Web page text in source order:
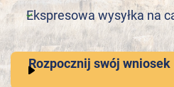
Ekspresowa wysyłka na
Rozpocznij swój wniosek